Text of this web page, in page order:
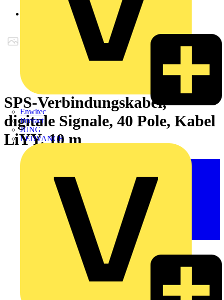
Enwitec
Interact
JUNG
LEDVANCE
Zurück zu Produkte
SPS-Verbindungskabel,
digitale Signale, 40 Pole, Kabel
LiYY, 10 m